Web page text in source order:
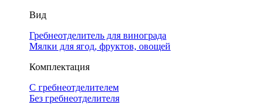
Вид
Гребнеотделитель для винограда
Мялки для ягод, фруктов, овощей
Комплектация
С гребнеотделителем
Без гребнеотделителя